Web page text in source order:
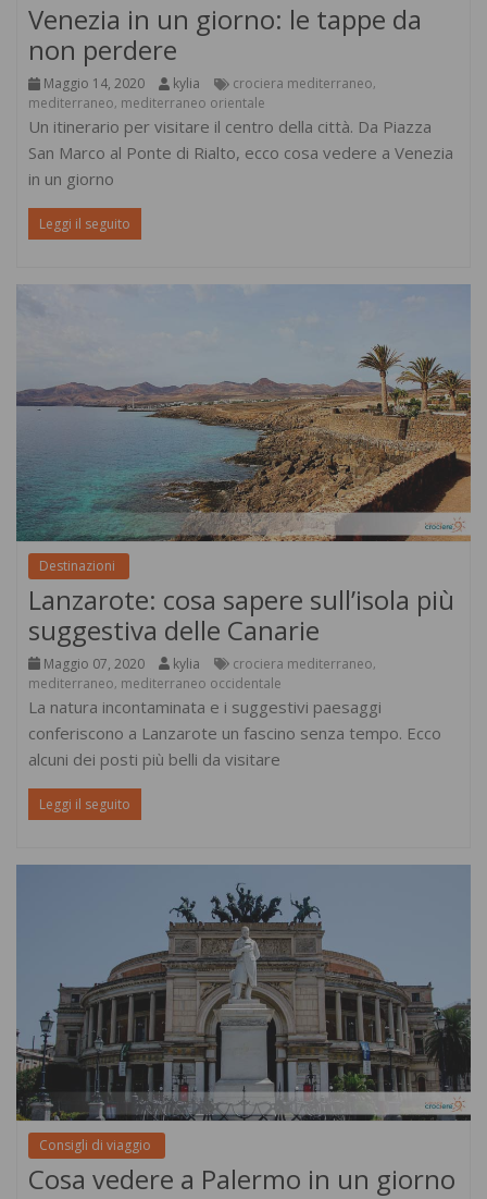
Venezia in un giorno: le tappe da
non perdere
Maggio 14, 2020 kylia crociera mediterraneo,
mediterraneo, mediterraneo orientale
Un itinerario per visitare il centro della città. Da Piazza
San Marco al Ponte di Rialto, ecco cosa vedere a Venezia
in un giorno
Leggi il seguito
Destinazioni
Lanzarote: cosa sapere sull’isola più
suggestiva delle Canarie
Maggio 07, 2020 kylia crociera mediterraneo,
mediterraneo, mediterraneo occidentale
La natura incontaminata e i suggestivi paesaggi
conferiscono a Lanzarote un fascino senza tempo. Ecco
alcuni dei posti più belli da visitare
Leggi il seguito
Consigli di viaggio
Cosa vedere a Palermo in un giorno